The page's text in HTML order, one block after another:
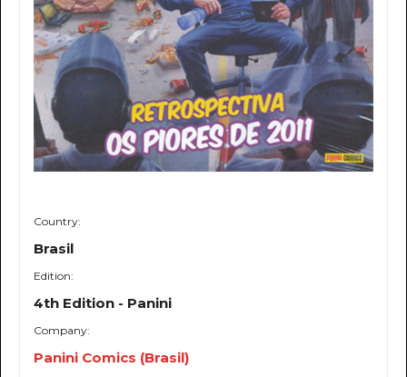
Country:
Brasil
Edition:
4th Edition - Panini
Company:
Panini Comics (Brasil)